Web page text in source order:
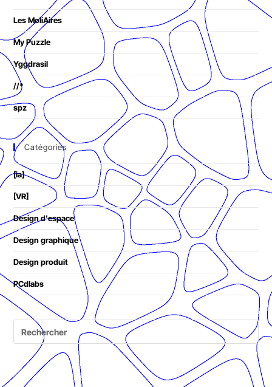
Les MoliAires
My Puzzle
Yggdrasil
//*
spz
Catégories
[ia]
[VR]
Design d'espace
Design graphique
Design produit
PCdlabs